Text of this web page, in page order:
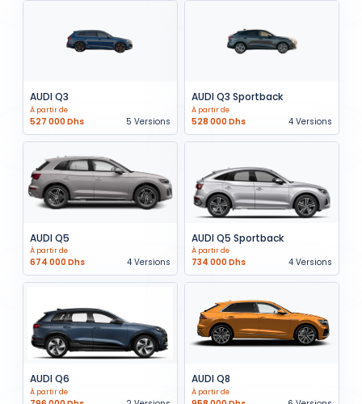
AUDI Q3
À partir de
527 000 Dhs 5 Versions
AUDI Q3 Sportback
À partir de
528 000 Dhs 4 Versions
AUDI Q5
À partir de
674 000 Dhs 4 Versions
AUDI Q5 Sportback
À partir de
734 000 Dhs 4 Versions
AUDI Q6
À partir de
AUDI Q8
À partir de